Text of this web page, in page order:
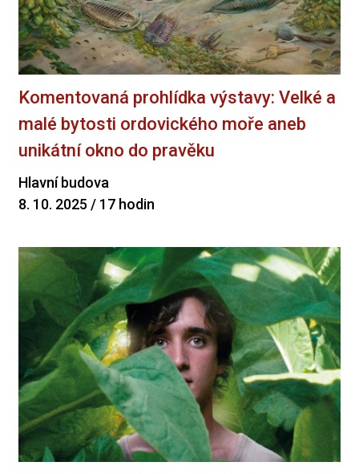
Komentovaná prohlídka výstavy: Velké a
malé bytosti ordovického moře aneb
unikátní okno do pravěku
Hlavní budova
8. 10. 2025 / 17 hodin